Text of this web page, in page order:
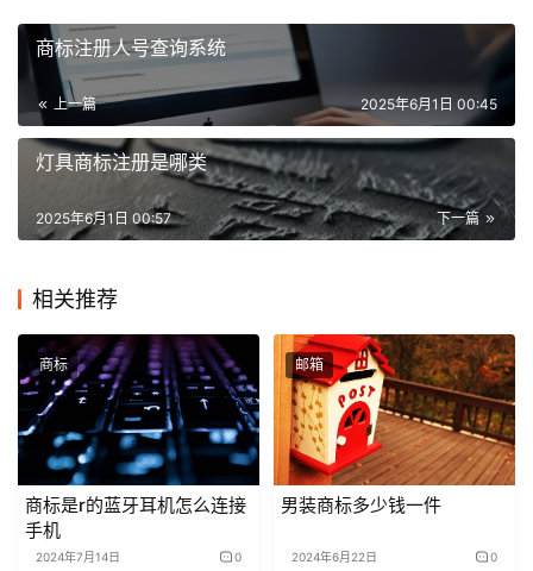
商标注册人号查询系统
上一篇 2025年6月1日 00:45
灯具商标注册是哪类
下一篇
2025年6月1日 00:57
相关推荐
商标
商标是r的蓝牙耳机怎么连接
手机
2024年7月14日 0
邮箱
男装商标多少钱一件
2024年6月22日 0